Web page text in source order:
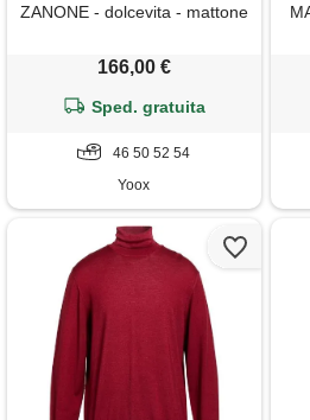
ZANONE - dolcevita - mattone
166,00 €
Sped. gratuita
46 50 52 54
Yoox